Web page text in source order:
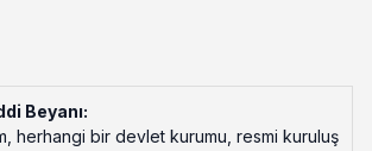
Beyanı:
herhangi bir devlet kurumu, resmi kuruluş